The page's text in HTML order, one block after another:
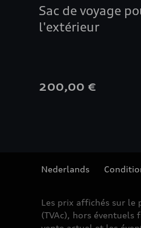
Sac de voyage
l'extérieur
200,00 €
Nederlands
Les prix affichés sur le
(TVAc), hors